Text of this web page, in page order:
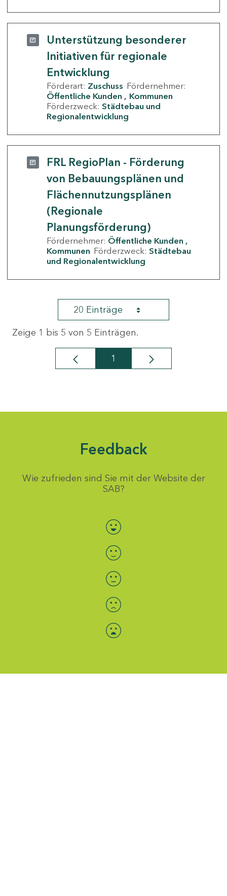
Unterstützung besonderer
Initiativen für regionale
Entwicklung
Förderart: Zuschuss Fördernehmer:
Öffentliche Kunden
Kommunen
Förderzweck: Städtebau und
Regionalentwicklung
FRL RegioPlan - Förderung
von Bebauungsplänen und
Flächennutzungsplänen
(Regionale
Planungsförderung)
Fördernehmer: Öffentliche Kunden
Kommunen Förderzweck: Städtebau
und Regionalentwicklung
20 Einträge
Zeige 1 bis 5 von 5 Einträgen.
Seite
1
Feedback
Wie zufrieden sind Sie mit der Website der
SAB?
Bewertung auswählen